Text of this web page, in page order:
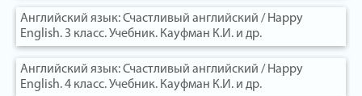
Английский язык: Счастливый английский / Happy
English. 3 класс. Учебник. Кауфман К.И. и др.
Английский язык: Счастливый английский / Happy
English. 4 класс. Учебник. Кауфман К.И. и др.